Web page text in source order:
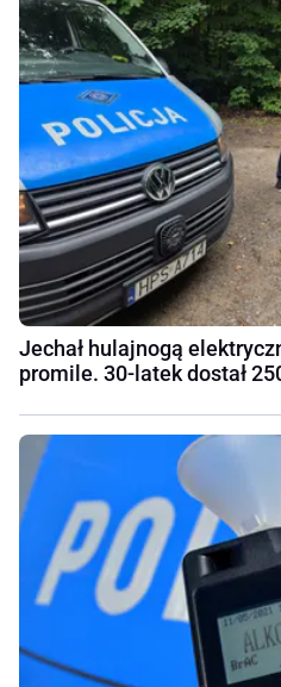
Jechał hulajnogą
promile. 30-latek dostał